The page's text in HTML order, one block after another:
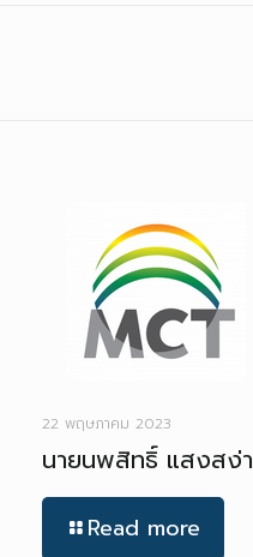
22 พฤษภาคม 2023
นายนพสิทธิ์ แสงสง่า
Read more